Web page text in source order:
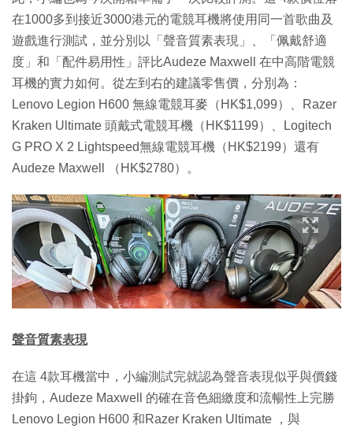
在1000多到接近3000港元的電競耳機將使用同一首歌曲及
遊戲進行測試，並分別以「聲音質素表現」、「佩戴舒適
度」和「配件易用性」評比Audeze Maxwell 在中高階電競
耳機的實力如何。從左到右的建議零售價，分別為：
Lenovo Legion H600 無線電競耳麥（HK$1,099）、Razer
Kraken Ultimate 頭戴式電競耳機（HK$1199）、Logitech
G PRO X 2 Lightspeed無線電競耳機（HK$2199）還有
Audeze Maxwell （HK$2780）。
聲音質素表現
在這 4款耳機當中，小編測試完就認為聲音表現似乎與價錢
掛鉤，Audeze Maxwell 的確在音色細繳度和流暢性上完勝
Lenovo Legion H600 和Razer Kraken Ultimate ，與